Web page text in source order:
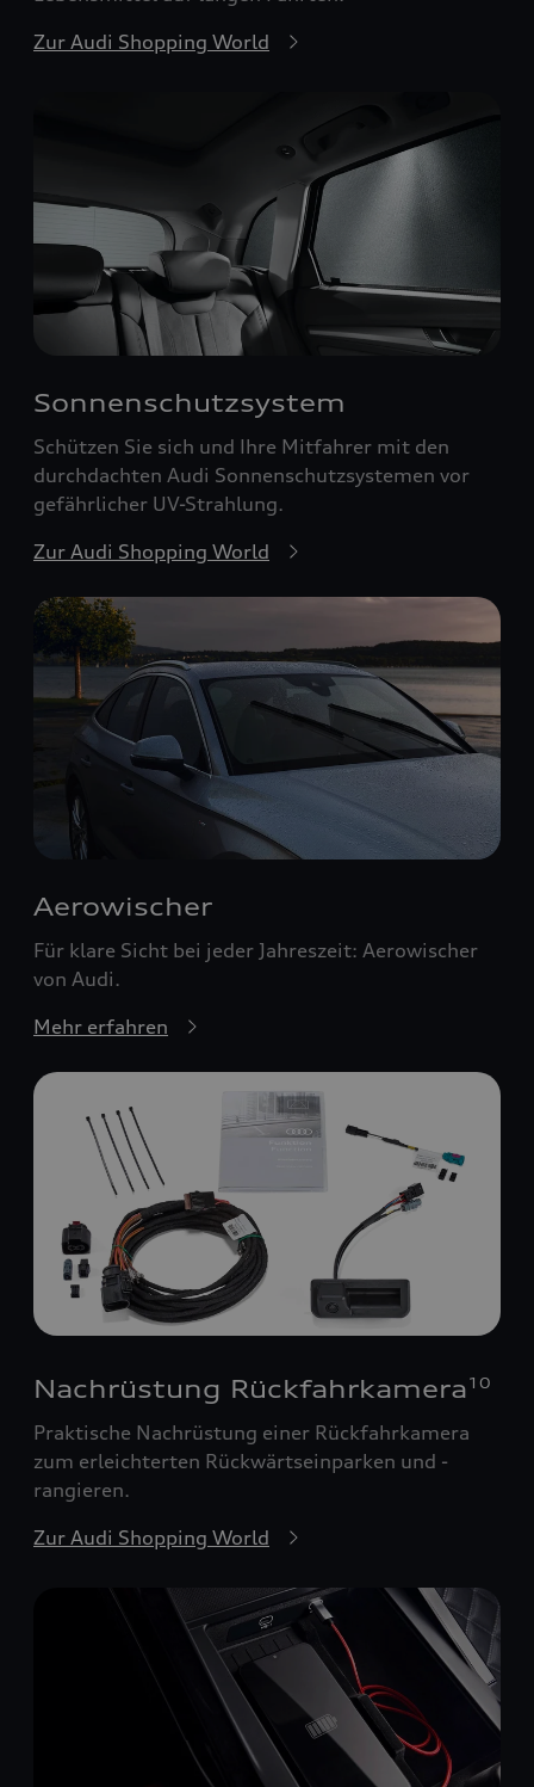
Zur Audi Shopping World
Sonnenschutzsystem
Schützen Sie sich und Ihre Mitfahrer mit den
durchdachten Audi Sonnenschutzsystemen vor
gefährlicher UV-Strahlung.
Zur Audi Shopping World
Aerowischer
Für klare Sicht bei jeder Jahreszeit: Aerowischer
von Audi.
Mehr erfahren
Nachrüstung Rückfahrkamera 10
Praktische Nachrüstung einer Rückfahrkamera
zum erleichterten Rückwärtseinparken und -
rangieren.
Zur Audi Shopping World